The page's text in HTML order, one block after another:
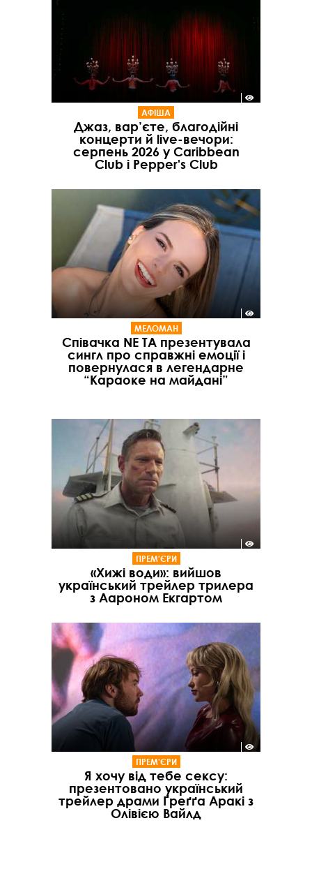
АФІША
Джаз, вар’єте, благодійні
концерти й live-вечори:
серпень 2026 у Caribbean
Club і Pepper's Club
МЕЛОМАН
Співачка NE TA презентувала
сингл про справжні емоції і
повернулася в легендарне
“Караоке на майдані”
ПРЕМ'ЄРИ
«Хижі води»: вийшов
український трейлер трилера
з Аароном Екгартом
ПРЕМ'ЄРИ
Я хочу від тебе сексу:
презентовано український
трейлер драми Ґреґґа Аракі з
Олівією Вайлд